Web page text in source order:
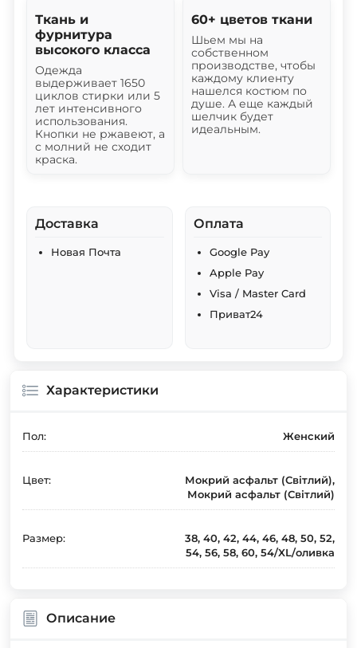
Ткань и
фурнитура
высокого класса
Одежда
выдерживает 1650
циклов стирки или 5
лет интенсивного
использования.
Кнопки не ржавеют, а
с молний не сходит
краска.
60+ цветов ткани
Шьем мы на
собственном
производстве, чтобы
каждому клиенту
нашелся костюм по
душе. А еще каждый
шелчик будет
идеальным.
Доставка
Новая Почта
Оплата
Google Pay
Apple Pay
Visa / Master Card
Приват24
Характеристики
Пол: Женский
Цвет:
Мокрий асфальт (Світлий),
Мокрий асфальт (Світлий)
Размер:
38, 40, 42, 44, 46, 48, 50, 52,
54, 56, 58, 60, 54/XL/оливка
Описание